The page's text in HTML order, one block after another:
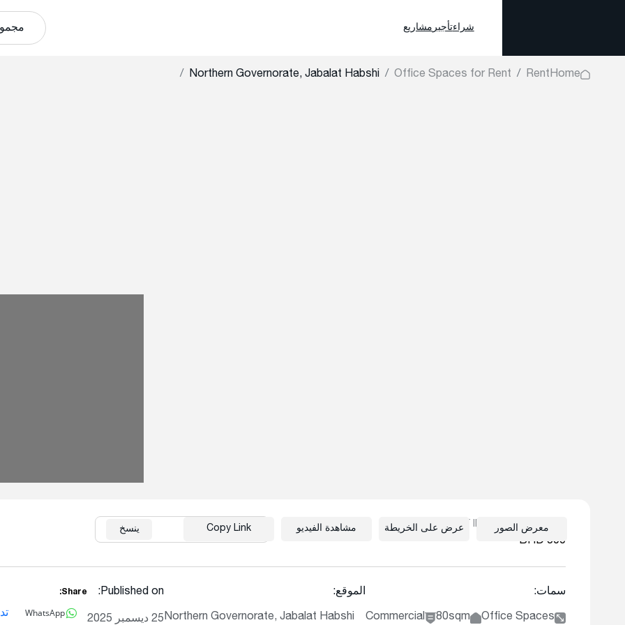
شراءتأجير مشاريع
Home
Rent
Office Spaces for Rent
Northern Governorate, Jabalat Habshi
OFFICE FOR RENT IN JABALAT HABSHI
BHD 300
سمات:
Office Spaces
80sqm
Commercial
الموقع:
Northern Governorate, Jabalat Habshi
Published on:
25 ديسمبر 2025
Share:
WhatsApp
مرجع:OF200030 ينسخ معرض الصور عرض على الخريطة مشاهدة الفيديو Copy Link